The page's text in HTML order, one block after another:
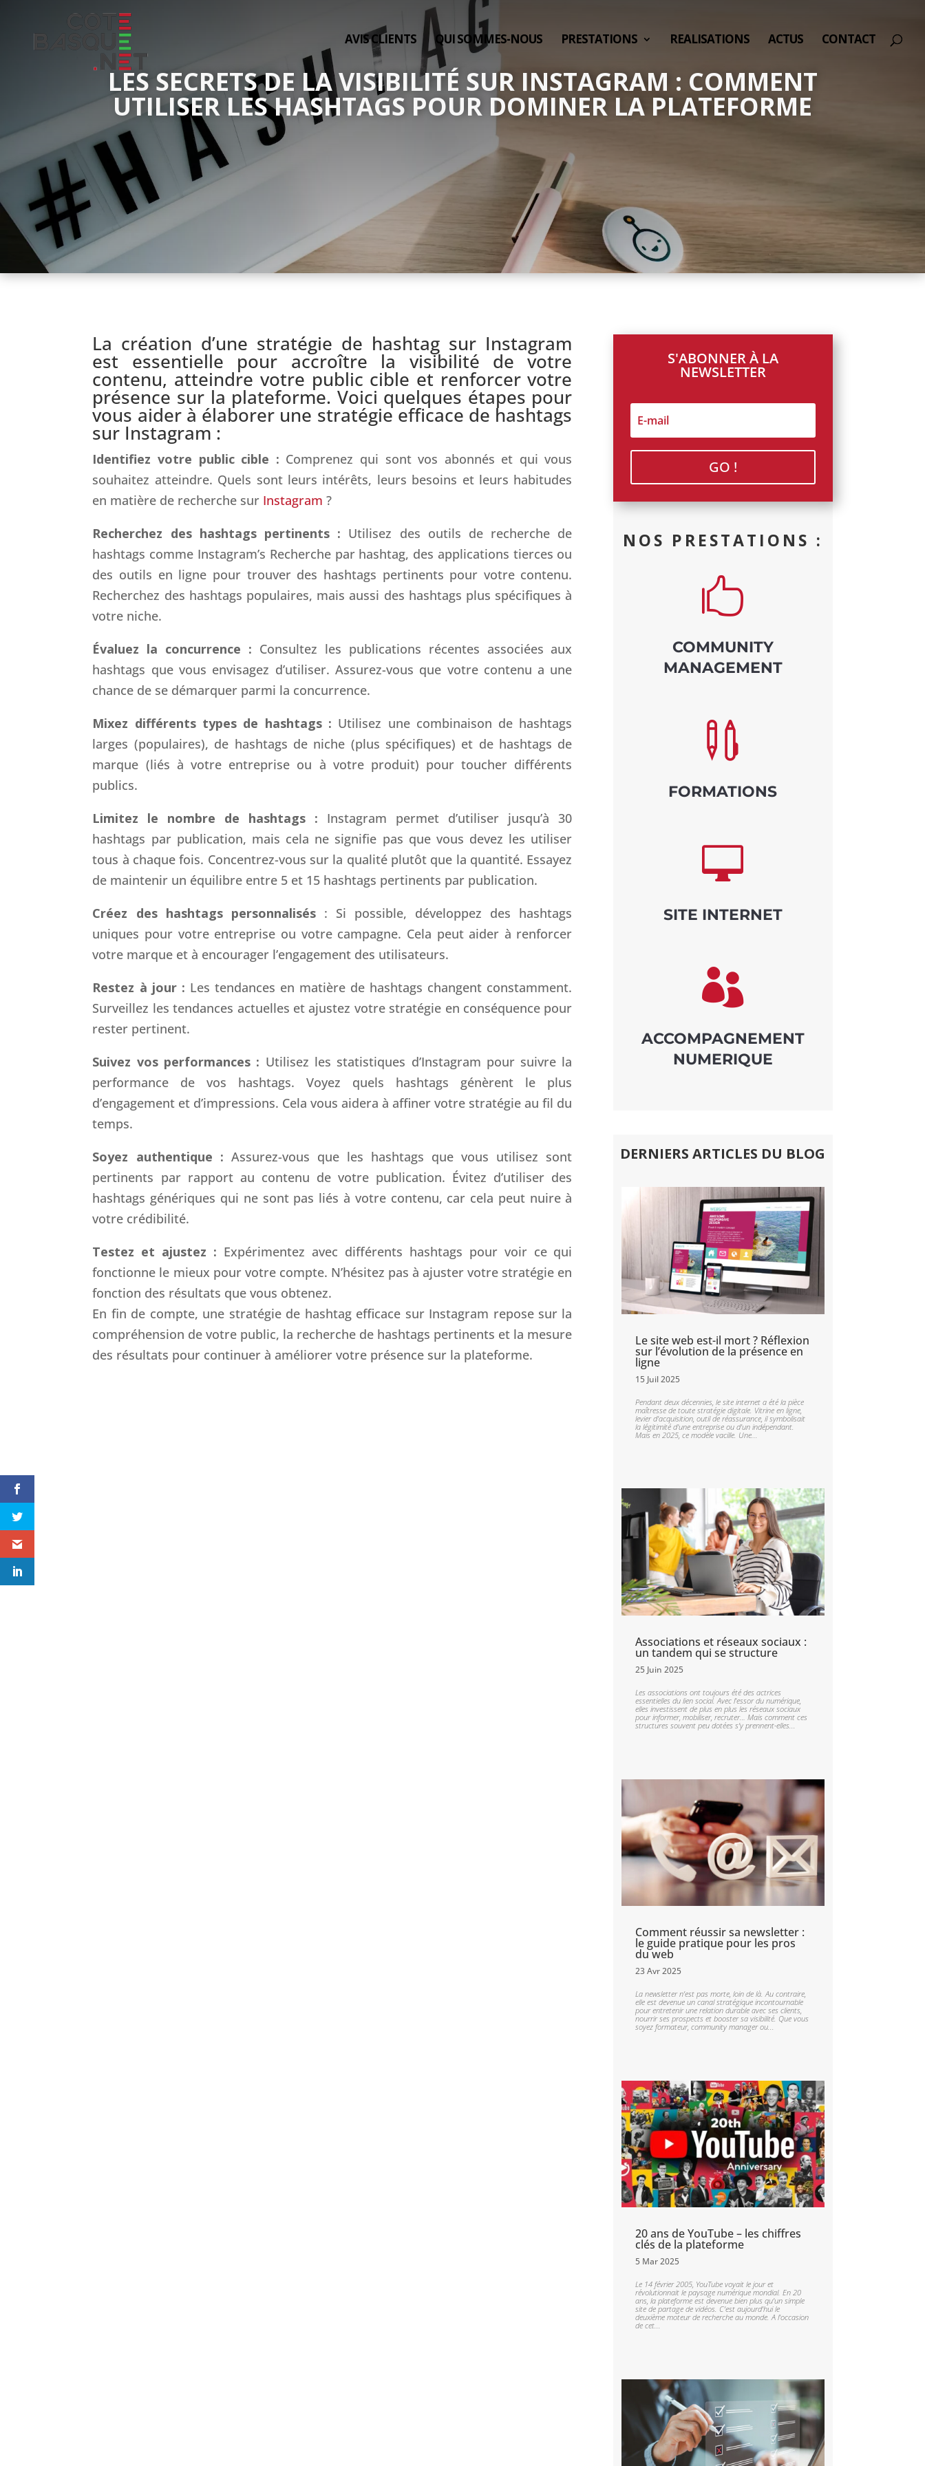
AVIS CLIENTS QUI SOMMES-NOUS PRESTATIONS REALISATIONS ACTUS CONTACT
LES SECRETS DE LA VISIBILITÉ SUR INSTAGRAM : COMMENT
UTILISER LES HASHTAGS POUR DOMINER LA PLATEFORME
La création d’une stratégie de hashtag sur Instagram
est essentielle pour accroître la visibilité de votre
contenu, atteindre votre public cible et renforcer votre
présence sur la plateforme. Voici quelques étapes pour
vous aider à élaborer une stratégie efficace de hashtags
sur Instagram :
Identifiez votre public cible : Comprenez qui sont vos abonnés et qui vous
souhaitez atteindre. Quels sont leurs intérêts, leurs besoins et leurs habitudes
en matière de recherche sur Instagram ?
Recherchez des hashtags pertinents : Utilisez des outils de recherche de
hashtags comme Instagram’s Recherche par hashtag, des applications tierces ou
des outils en ligne pour trouver des hashtags pertinents pour votre contenu.
Recherchez des hashtags populaires, mais aussi des hashtags plus spécifiques à
votre niche.
Évaluez la concurrence : Consultez les publications récentes associées aux
hashtags que vous envisagez d’utiliser. Assurez-vous que votre contenu a une
chance de se démarquer parmi la concurrence.
Mixez différents types de hashtags : Utilisez une combinaison de hashtags
larges (populaires), de hashtags de niche (plus spécifiques) et de hashtags de
marque (liés à votre entreprise ou à votre produit) pour toucher différents
publics.
Limitez le nombre de hashtags : Instagram permet d’utiliser jusqu’à 30
hashtags par publication, mais cela ne signifie pas que vous devez les utiliser
tous à chaque fois. Concentrez-vous sur la qualité plutôt que la quantité. Essayez
de maintenir un équilibre entre 5 et 15 hashtags pertinents par publication.
Créez des hashtags personnalisés: Si possible, développez des hashtags
uniques pour votre entreprise ou votre campagne. Cela peut aider à renforcer
votre marque et à encourager l’engagement des utilisateurs.
Restez à jour : Les tendances en matière de hashtags changent constamment.
Surveillez les tendances actuelles et ajustez votre stratégie en conséquence pour
rester pertinent.
Suivez vos performances : Utilisez les statistiques d’Instagram pour suivre la
performance de vos hashtags. Voyez quels hashtags génèrent le plus
d’engagement et d’impressions. Cela vous aidera à affiner votre stratégie au fil du
temps.
Soyez authentique : Assurez-vous que les hashtags que vous utilisez sont
pertinents par rapport au contenu de votre publication. Évitez d’utiliser des
hashtags génériques qui ne sont pas liés à votre contenu, car cela peut nuire à
votre crédibilité.
Testez et ajustez : Expérimentez avec différents hashtags pour voir ce qui
fonctionne le mieux pour votre compte. N’hésitez pas à ajuster votre stratégie en
fonction des résultats que vous obtenez.
En fin de compte, une stratégie de hashtag efficace sur Instagram repose sur la
compréhension de votre public, la recherche de hashtags pertinents et la mesure
des résultats pour continuer à améliorer votre présence sur la plateforme.
S'ABONNER À LA
NEWSLETTER
GO !
NOS PRESTATIONS :

COMMUNITY
MANAGEMENT

FORMATIONS

SITE INTERNET

ACCOMPAGNEMENT
NUMERIQUE
DERNIERS ARTICLES DU BLOG
Le site web est-il mort ? Réflexion
sur l’évolution de la présence en
ligne
15 Juil 2025
Pendant deux décennies, le site internet a été la pièce
maîtresse de toute stratégie digitale. Vitrine en ligne,
levier d'acquisition, outil de réassurance, il symbolisait
la légitimité d'une entreprise ou d'un indépendant.
Mais en 2025, ce modèle vacille. Une...
Associations et réseaux sociaux :
un tandem qui se structure
25 Juin 2025
Les associations ont toujours été des actrices
essentielles du lien social. Avec l’essor du numérique,
elles investissent de plus en plus les réseaux sociaux
pour informer, mobiliser, recruter… Mais comment ces
structures souvent peu dotées s’y prennent-elles...
Comment réussir sa newsletter :
le guide pratique pour les pros
du web
23 Avr 2025
La newsletter n’est pas morte, loin de là. Au contraire,
elle est devenue un canal stratégique incontournable
pour entretenir une relation durable avec ses clients,
nourrir ses prospects et booster sa visibilité. Que vous
soyez formateur, community manager ou...
20 ans de YouTube – les chiffres
clés de la plateforme
5 Mar 2025
Le 14 février 2005, YouTube voyait le jour et
révolutionnait le paysage numérique mondial. En 20
ans, la plateforme est devenue bien plus qu’un simple
site de partage de vidéos. C’est aujourd’hui le
deuxième moteur de recherche au monde. A l’occasion
de cet...